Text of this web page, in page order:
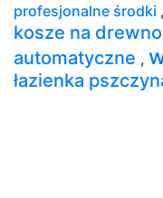
profesjonalne środki ,
kosze na drewno
automatyczne ,
łazienka